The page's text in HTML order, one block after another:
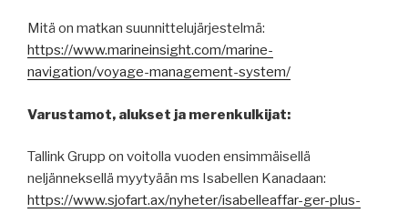
Mitä on matkan suunnittelujärjestelmä:
https://www.marineinsight.com/marine-
navigation/voyage-management-system/
Varustamot, alukset ja merenkulkijat:
Tallink Grupp on voitolla vuoden ensimmäisellä
neljänneksellä myytyään ms Isabellen Kanadaan:
https://www.sjofart.ax/nyheter/isabelleaffar-ger-plus-